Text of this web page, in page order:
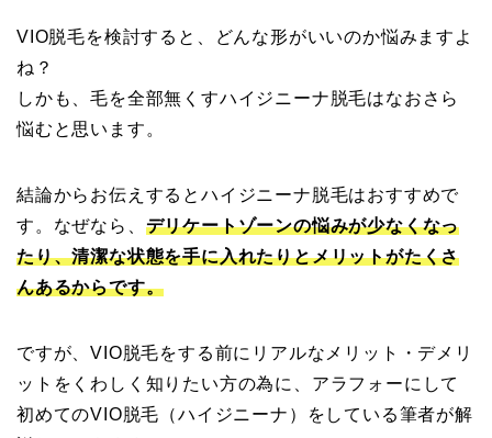
VIO脱毛を検討すると、どんな形がいいのか悩みますよ
ね？
しかも、毛を全部無くすハイジニーナ脱毛はなおさら
悩むと思います。
結論からお伝えするとハイジニーナ脱毛はおすすめで
す。なぜなら、 デリケートゾーンの悩みが少なくなっ
たり、清潔な状態を手に入れたりとメリットがたくさ
んあるからです。
ですが、VIO脱毛をする前にリアルなメリット・デメリ
ットをくわしく知りたい方の為に、アラフォーにして
初めてのVIO脱毛（ハイジニーナ）をしている筆者が解